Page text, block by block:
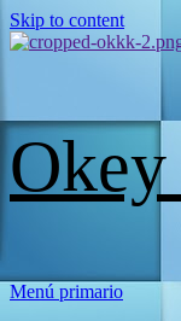
Skip to content
Menú primario